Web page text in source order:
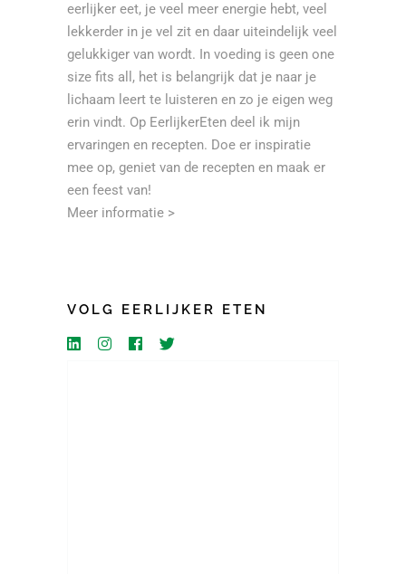
eerlijker eet, je veel meer energie hebt, veel
lekkerder in je vel zit en daar uiteindelijk veel
gelukkiger van wordt. In voeding is geen one
size fits all, het is belangrijk dat je naar je
lichaam leert te luisteren en zo je eigen weg
erin vindt. Op EerlijkerEten deel ik mijn
ervaringen en recepten. Doe er inspiratie
mee op, geniet van de recepten en maak er
een feest van!
Meer informatie >
VOLG EERLIJKER ETEN